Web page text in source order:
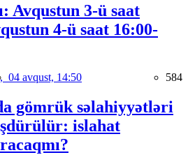
Avqustun 3-ü saat
4-ü saat 16:00-
04 avqust, 14:50 584
gömrük səlahiyyətləri
islahat